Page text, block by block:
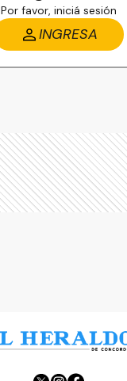
Por favor, iniciá sesión
INGRESA